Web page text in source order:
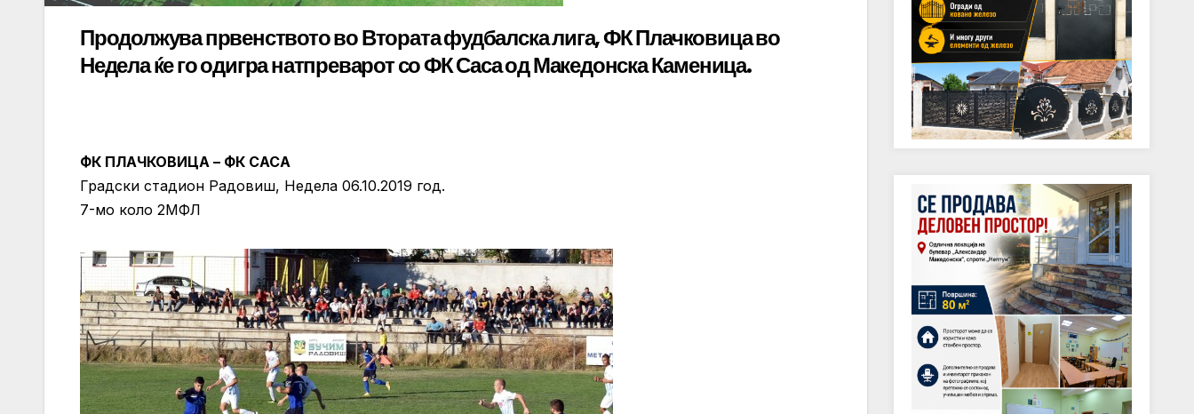
Продолжува првенството во Втората фудбалска лига, ФК Плачковица во
Недела ќе го одигра натпреварот со ФК Саса од Македонска Каменица.
ФК ПЛАЧКОВИЦА – ФК САСА
Градски стадион Радовиш, Недела 06.10.2019 год.
7-мо коло 2МФЛ